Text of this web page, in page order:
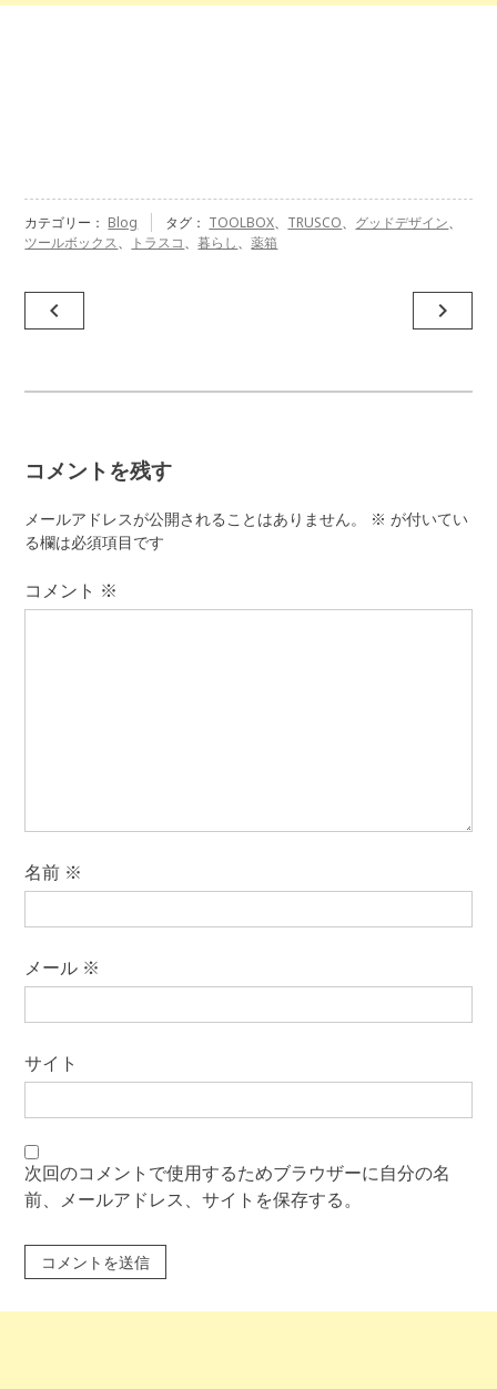
カテゴリー： Blog タグ： TOOLBOX、 TRUSCO、 グッドデザイン、
ツールボックス、 トラスコ、暮らし、薬箱
投
稿
ー
シ
ョ
navigate_before navigate_next
コメントを残す
メールアドレスが公開されることはありません。 ※ が付いてい
る欄は必須項目です
コメント ※
名前 ※
メール ※
サイト
次回のコメントで使用するためブラウザーに自分の名
前、メールアドレス、サイトを保存する。